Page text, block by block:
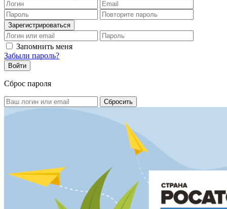
Запомнить меня
Забыли пароль?
Сброс пароля